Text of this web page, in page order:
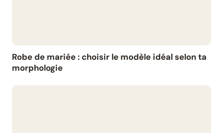
Robe de mariée : choisir le modèle idéal selon ta
morphologie